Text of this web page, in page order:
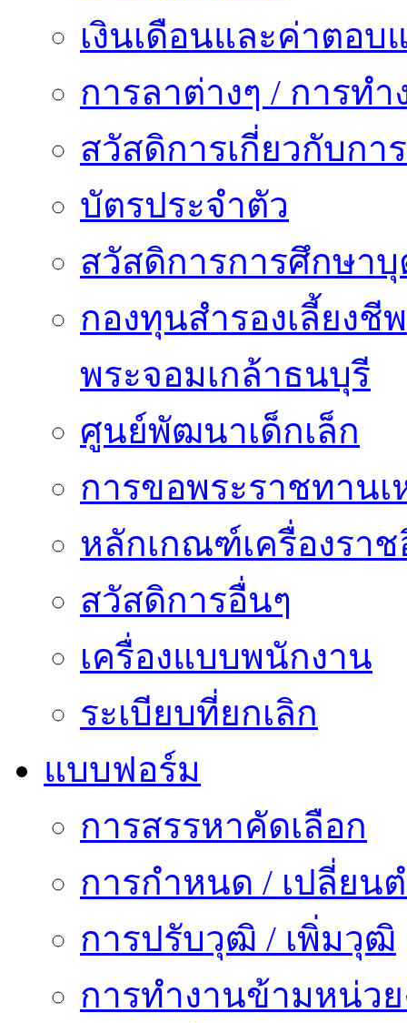
เงินเดือนและค่าตอบ
การลาต่างๆ / การทำ
สวัสดิการเกี่ยวกับกา
บัตรประจำตัว
สวัสดิการการศึกษาบุ
กองทุนสำรองเลี้ยง
พระจอมเกล้าธนบุรี
ศูนย์พัฒนาเด็กเล็ก
การขอพระราชทาน
หลักเกณฑ์เครื่องรา
สวัสดิการอื่นๆ
เครื่องแบบพนักงาน
ระเบียบที่ยกเลิก
แบบฟอร์ม
การสรรหาคัดเลือก
การกำหนด / เปลี่ยน
การปรับวุฒิ / เพิ่มวุฒิ
การทำงานข้ามหน่ว